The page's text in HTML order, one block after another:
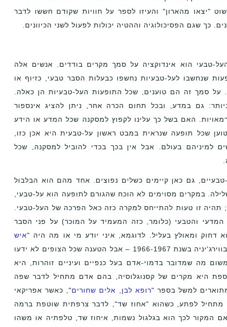
"יצאו מהארון" והעיזו לספר על חוויות שקודם חששו לדבר
כך שגם הפסיכולוגיה וההטיה יכולות לפעול לשני הכיוונים.
טבעי הוא אינדוקציה על סמך מקרים בודדים. אנשים אלה
שנחשבו לעל-טבעיות נחשפו כבעלות הסבר טבעי, כזיוף או
על סמך זה הם טוענים, שכל התופעות העל-טבעיות הן כאלה.
גם במדע, ובכל תחום הכרה אחר, ניתן להציג אינספור
האם בשל כך עלינו לקפוץ למסקנה שכל המדע או הידע
שכל תופעה שנראית במבט ראשון על-טבעית היא אכן כזו,
למיניהם בעולם. אבל אין בכך בכדי להוביל למסקנה, שכל
גם כאן קיימים כשלים נפוצים. אחד מהם הוא הבלבול
במקרים מסוימים לא הוכח שהגורם לתופעה הוא על-טבעי,
תהיה זו טעות להתייחס למקרה כזה כאל הפרכה של העל-טבעי.
והטבעי (כלומר, כזה המעמיד על המוכר) על פני הסבר
דחוק ומאולץ בעליל. לדוגמא, איני יודע מי או מה היה "איש
" שנצפה ע"י אנשים רבים בווירג'יניה בשנת 1966-1967 – אבל הטענה שכל הצופים לא ידעו
מה שמדובר בדמוי-אדם בעל כנפיים ועיניים זוהרות, היא
נוספת היא מקרים של קסנוגלוסיה, בהם אדם מתחיל לדבר שפה
למשל בספר "רופא לבן, אלים שחורים", כאשר אפריקאי
מתחיל לפתע, כשהוא "אחוז שד", לדבר צרפתית שוטפת ברמה
אם המקור לכך הוא בגלגול נשמות, איחוז שד, טלפתיה או משהו